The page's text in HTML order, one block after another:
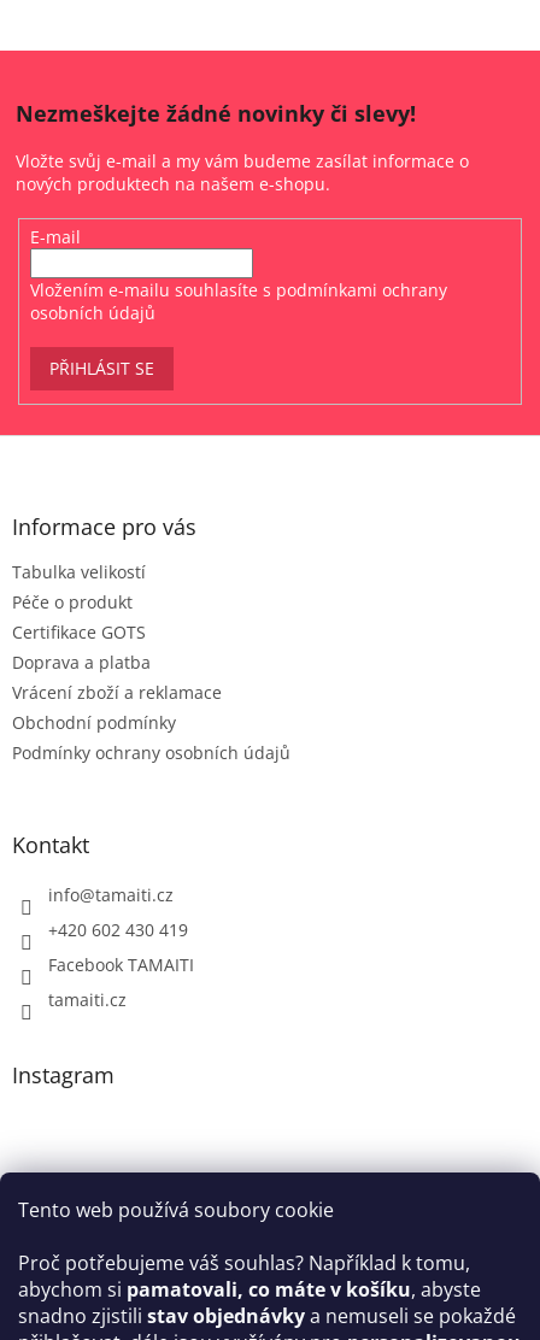
Tento web používá soubory cookie
Proč potřebujeme váš souhlas? Například k tomu,
abychom si pamatovali, co máte v košíku, abyste
snadno zjistili stav objednávkya nemuseli se pokaždé
Nezmeškejte žádné novinky či slevy!
Vložte svůj e-mail a my vám budeme zasílat informace o
nových produktech na našem e-shopu.
E-mail
Vložením e-mailu souhlasíte s podmínkami ochrany
osobních údajů
PŘIHLÁSIT SE
Z
Informace pro vás
Tabulka velikostí
Péče o produkt
Certifikace GOTS
Doprava a platba
Vrácení zboží a reklamace
Obchodní podmínky
Podmínky ochrany osobních údajů
Kontakt
info@tamaiti.cz
+420 602 430 419
Facebook TAMAITI
tamaiti.cz
Instagram
Sledovat na Instagramu